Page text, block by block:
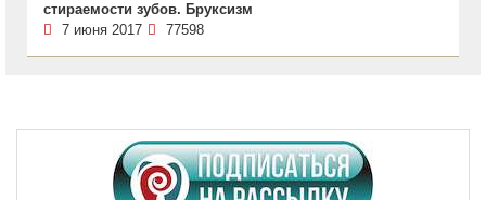
стираемости зубов. Бруксизм
7 июня 2017
77598